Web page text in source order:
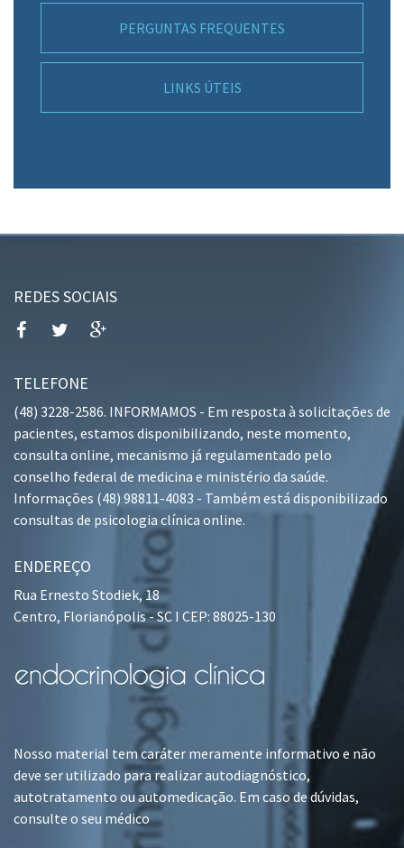
PERGUNTAS FREQUENTES
LINKS ÚTEIS
REDES SOCIAIS
TELEFONE
(48) 3228-2586. INFORMAMOS - Em resposta à solicitações de
pacientes, estamos disponibilizando, neste momento,
consulta online, mecanismo já regulamentado pelo
conselho federal de medicina e ministério da saúde.
Informações (48) 98811-4083 - Também está disponibilizado
consultas de psicologia clínica online.
ENDEREÇO
Rua Ernesto Stodiek, 18
Centro, Florianópolis - SC I CEP: 88025-130
Nosso material tem caráter meramente informativo e não
deve ser utilizado para realizar autodiagnóstico,
autotratamento ou automedicação. Em caso de dúvidas,
consulte o seu médico